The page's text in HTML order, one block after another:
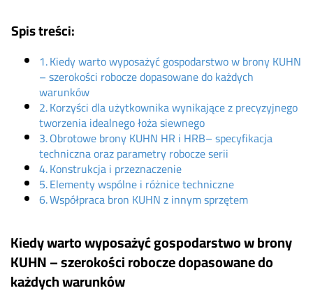
Spis treści:
Kiedy warto wyposażyć gospodarstwo w brony KUHN
– szerokości robocze dopasowane do każdych
warunków
Korzyści dla użytkownika wynikające z precyzyjnego
tworzenia idealnego łoża siewnego
Obrotowe brony KUHN HR i HRB– specyfikacja
techniczna oraz parametry robocze serii
Konstrukcja i przeznaczenie
Elementy wspólne i różnice techniczne
Współpraca bron KUHN z innym sprzętem
Kiedy warto wyposażyć gospodarstwo w brony
KUHN – szerokości robocze dopasowane do
każdych warunków